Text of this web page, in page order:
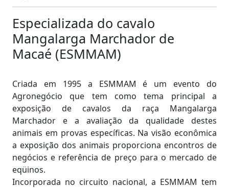
Especializada do cavalo
Mangalarga Marchador de
Macaé (ESMMAM)
Criada em 1995 a ESMMAM é um evento do
Agronegócio que tem como tema principal a
exposição de cavalos da raça Mangalarga
Marchador e a avaliação da qualidade destes
animais em provas específicas. Na visão econômica
a exposição dos animais proporciona encontros de
negócios e referência de preço para o mercado de
eqüinos.
Incorporada no circuito nacional, a ESMMAM tem